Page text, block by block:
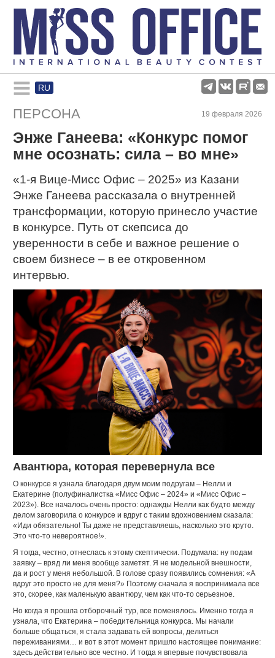
RU
Rules and regulations
About pageant
Participants
Gallery
ПЕРСОНА 19 февраля 2026
Энже Ганеева: «Конкурс помог
мне осознать: сила – во мне»
«1-я Вице-Мисс Офис – 2025» из Казани
Энже Ганеева рассказала о внутренней
трансформации, которую принесло участие
в конкурсе. Путь от скепсиса до
уверенности в себе и важное решение о
своем бизнесе – в ее откровенном
интервью.
Авантюра, которая перевернула все
О конкурсе я узнала благодаря двум моим подругам – Нелли и
Екатерине (полуфиналистка «Мисс Офис – 2024» и «Мисс Офис –
2023»). Все началось очень просто: однажды Нелли как будто между
делом заговорила о конкурсе и вдруг с таким вдохновением сказала:
«Иди обязательно! Ты даже не представляешь, насколько это круто.
Это что-то невероятное!».
Я тогда, честно, отнеслась к этому скептически. Подумала: ну подам
заявку – вряд ли меня вообще заметят. Я не модельной внешности,
да и рост у меня небольшой. В голове сразу появились сомнения: «А
вдруг это просто не для меня?» Поэтому сначала я воспринимала все
это, скорее, как маленькую авантюру, чем как что-то серьезное.
Но когда я прошла отборочный тур, все поменялось. Именно тогда я
узнала, что Екатерина – победительница конкурса. Мы начали
больше общаться, я стала задавать ей вопросы, делиться
переживаниями… и вот в этот момент пришло настоящее понимание:
здесь действительно все честно. И тогда я впервые почувствовала